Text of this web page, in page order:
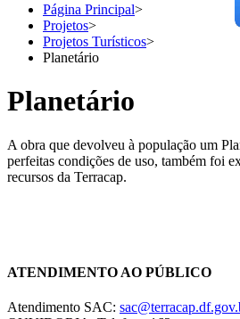
Página Principal>
Projetos>
Projetos Turísticos>
Planetário
Planetário
A obra que devolveu à população um
perfeitas condições de uso, também foi
recursos da Terracap.
ATENDIMENTO AO PÚBLICO
Atendimento SAC: